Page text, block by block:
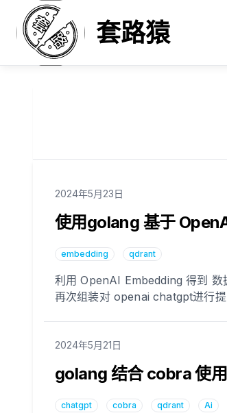
套路猿
Published on
2024年5月23日
使用golang 基于
embedding qdrant
利用 OpenAI Embedding 得到 数
再次组装对 openai chatgpt进行
Published on
2024年5月21日
golang 结合 cobra 使
chatgpt cobra qdrant Ai